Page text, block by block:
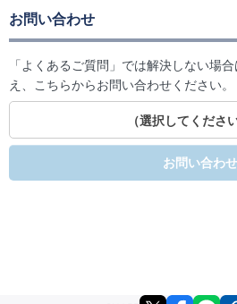
お問い合わせ
「よくあるご質問」では解決しない場
え、こちらからお問い合わせください。
（選択してください
お問い合わせ